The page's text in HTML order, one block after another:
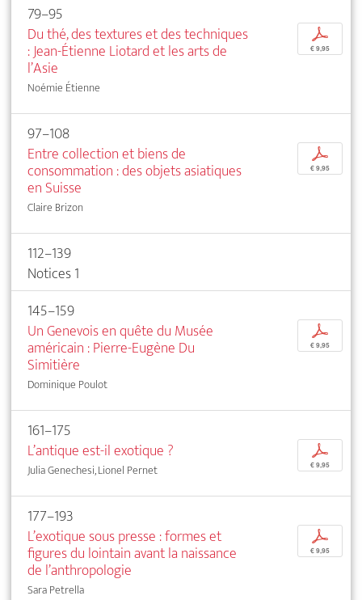
79–95
Du thé, des textures et des techniques
: Jean-Étienne Liotard et les arts de
l’Asie
Noémie Étienne
p
€ 9,95
97–108
Entre collection et biens de
consommation : des objets asiatiques
en Suisse
Claire Brizon
p
€ 9,95
112–139
Notices 1
145–159
Un Genevois en quête du Musée
américain : Pierre-Eugène Du
Simitière
Dominique Poulot
p
€ 9,95
161–175
L’antique est-il exotique ?
Julia Genechesi, Lionel Pernet
p
€ 9,95
177–193
L’exotique sous presse : formes et
figures du lointain avant la naissance
de l’anthropologie
Sara Petrella
p
€ 9,95